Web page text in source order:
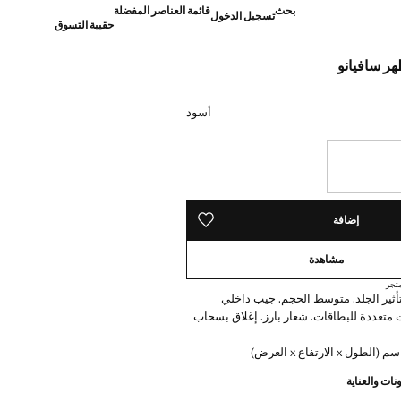
بحثتسجيل الدخولقائمة العناصر المفضلة
حقيبة التسوق
سافيانو
أسود
إضافة حفظه في قائمة منتجاتك المفضلة
مشاهدة
تأثير الجلد. متوسط الحجم. جيب داخلي
للبطاقات. شعار بارز. إغلاق بسحاب
والعناية